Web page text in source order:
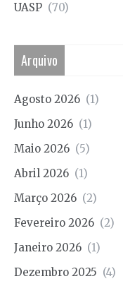
UASP (70)
Arquivo
Agosto 2026 (1)
Junho 2026 (1)
Maio 2026 (5)
Abril 2026 (1)
Março 2026 (2)
Fevereiro 2026 (2)
Janeiro 2026 (1)
Dezembro 2025 (4)